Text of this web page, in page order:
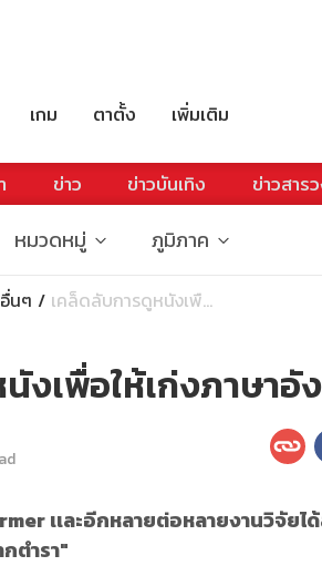
เกม ตาตั้ง เพิ่มเติม
ข่าว ข่าวบันเทิง ข่าวสาร
หมวดหมู่ ภูมิภาค
อื่นๆ เคล็ดลับการดูหนังเพื...
งเพื่อให้เก่งภาษาอั
เเละอีกหลายต่อหลายงานวิจัยไ
ตำรา"